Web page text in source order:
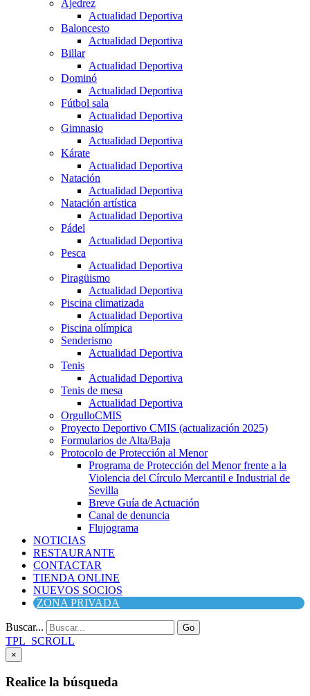
Ajedrez
Actualidad Deportiva
Baloncesto
Actualidad Deportiva
Billar
Actualidad Deportiva
Dominó
Actualidad Deportiva
Fútbol sala
Actualidad Deportiva
Gimnasio
Actualidad Deportiva
Kárate
Actualidad Deportiva
Natación
Actualidad Deportiva
Natación artística
Actualidad Deportiva
Pádel
Actualidad Deportiva
Pesca
Actualidad Deportiva
Piragüismo
Actualidad Deportiva
Piscina climatizada
Actualidad Deportiva
Piscina olímpica
Senderismo
Actualidad Deportiva
Tenis
Actualidad Deportiva
Tenis de mesa
Actualidad Deportiva
OrgulloCMIS
Proyecto Deportivo CMIS (actualización 2025)
Formularios de Alta/Baja
Protocolo de Protección al Menor
Programa de Protección del Menor frente a la
Violencia del Círculo Mercantil e Industrial de
Sevilla
Breve Guía de Actuación
Canal de denuncia
Flujograma
NOTICIAS
RESTAURANTE
CONTACTAR
TIENDA ONLINE
NUEVOS SOCIOS
ZONA PRIVADA
Buscar... Go
TPL_SCROLL
×
Realice la búsqueda